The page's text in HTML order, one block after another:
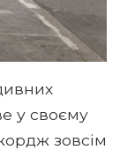
у своєму
зовсім